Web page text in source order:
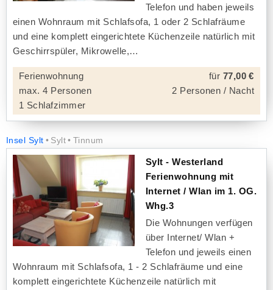
Telefon und haben jeweils
einen Wohnraum mit Schlafsofa, 1 oder 2 Schlafräume
und eine komplett eingerichtete Küchenzeile natürlich mit
Geschirrspüler, Mikrowelle,
Ferienwohnung
max. 4 Personen
1 Schlafzimmer
für 77,00 €
2 Personen / Nacht
Insel Sylt Sylt Tinnum
Sylt - Westerland
Ferienwohnung mit
Internet / Wlan im 1. OG.
Whg.3
Die Wohnungen verfügen
über Internet/ Wlan +
Telefon und jeweils einen
Wohnraum mit Schlafsofa, 1 - 2 Schlafräume und eine
komplett eingerichtete Küchenzeile natürlich mit